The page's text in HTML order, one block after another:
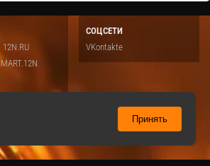
12N.RU
СОЦСЕТИ
VKontakte
Принять